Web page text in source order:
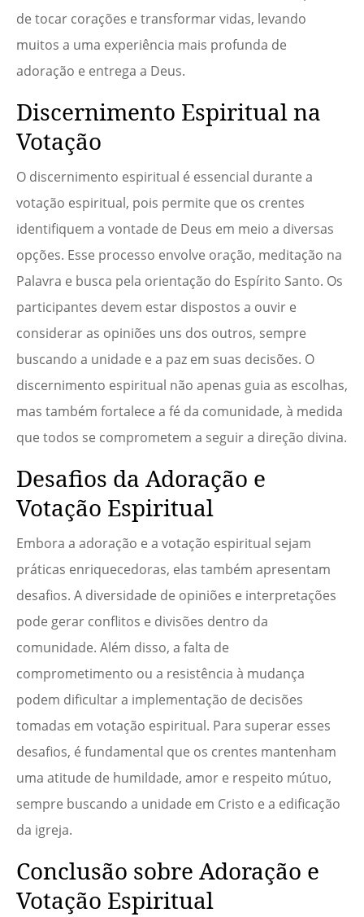
de tocar corações e transformar vidas, levando
muitos a uma experiência mais profunda de
adoração e entrega a Deus.
Discernimento Espiritual na
Votação
O discernimento espiritual é essencial durante a
votação espiritual, pois permite que os crentes
identifiquem a vontade de Deus em meio a diversas
opções. Esse processo envolve oração, meditação na
Palavra e busca pela orientação do Espírito Santo. Os
participantes devem estar dispostos a ouvir e
considerar as opiniões uns dos outros, sempre
buscando a unidade e a paz em suas decisões. O
discernimento espiritual não apenas guia as escolhas,
mas também fortalece a fé da comunidade, à medida
que todos se comprometem a seguir a direção divina.
Desafios da Adoração e
Votação Espiritual
Embora a adoração e a votação espiritual sejam
práticas enriquecedoras, elas também apresentam
desafios. A diversidade de opiniões e interpretações
pode gerar conflitos e divisões dentro da
comunidade. Além disso, a falta de
comprometimento ou a resistência à mudança
podem dificultar a implementação de decisões
tomadas em votação espiritual. Para superar esses
desafios, é fundamental que os crentes mantenham
uma atitude de humildade, amor e respeito mútuo,
sempre buscando a unidade em Cristo e a edificação
da igreja.
Conclusão sobre Adoração e
Votação Espiritual